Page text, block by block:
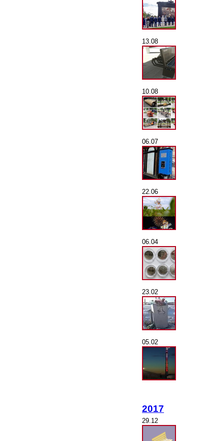
13.08
10.08
06.07
22.06
06.04
23.02
05.02
2017
29.12